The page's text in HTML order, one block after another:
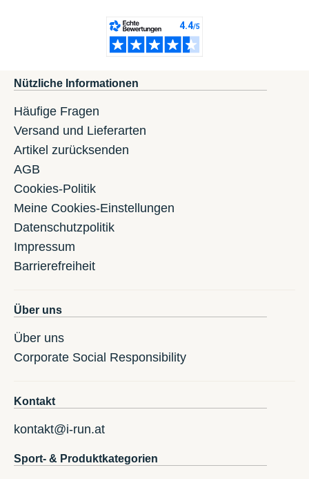
Nützliche Informationen
Häufige Fragen
Versand und Lieferarten
Artikel zurücksenden
AGB
Cookies-Politik
Meine Cookies-Einstellungen
Datenschutzpolitik
Impressum
Barrierefreiheit
Über uns
Über uns
Corporate Social Responsibility
Kontakt
kontakt@i-run.at
Sport- & Produktkategorien